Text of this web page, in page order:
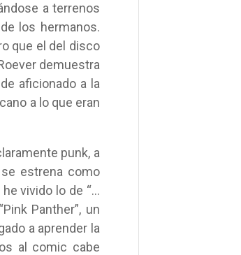
a terrenos
los hermanos.
que el del disco
demuestra
aficionado a la
a lo que eran
punk, a
estrena como
vivido lo de “…
Panther”, un
a aprender la
al comic cabe